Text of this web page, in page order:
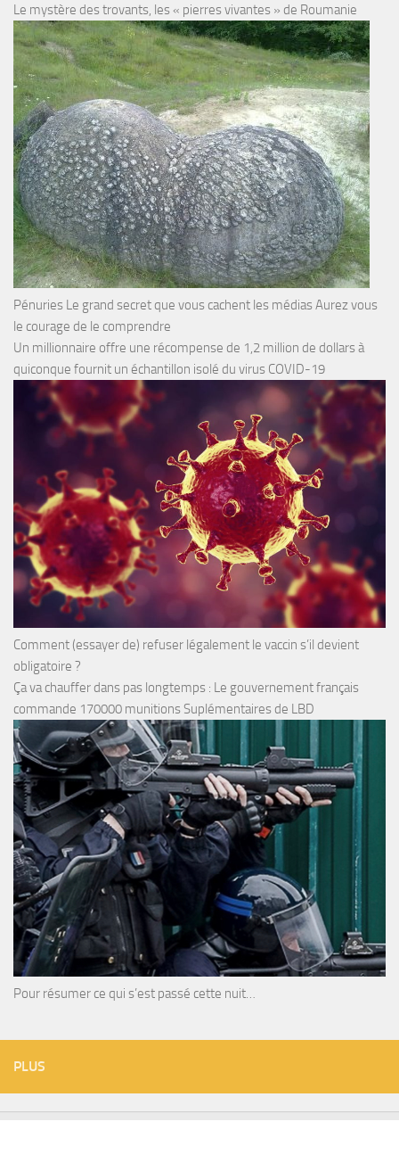
Le mystère des trovants, les « pierres vivantes » de Roumanie
Pénuries Le grand secret que vous cachent les médias Aurez vous
le courage de le comprendre
Un millionnaire offre une récompense de 1,2 million de dollars à
quiconque fournit un échantillon isolé du virus COVID-19
Comment (essayer de) refuser légalement le vaccin s’il devient
obligatoire ?
Ça va chauffer dans pas longtemps : Le gouvernement français
commande 170000 munitions Suplémentaires de LBD
Pour résumer ce qui s’est passé cette nuit…
PLUS